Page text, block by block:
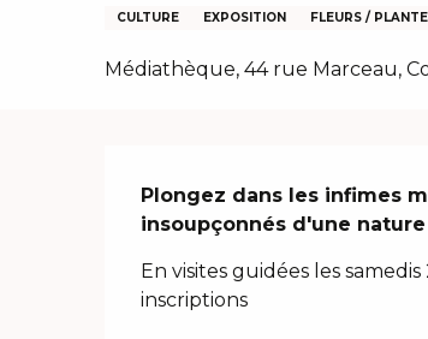
CULTURE EXPOSITION FLEURS /
Médiathèque, 44 rue Marceau,
Description
Plongez dans les infimes
insoupçonnés d'une
En visites guidées les
inscriptions